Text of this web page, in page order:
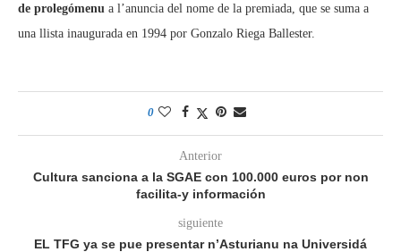
de prolegómenu a l’anuncia del nome de la premiada, que se suma a
una llista inaugurada en 1994 por Gonzalo Riega Ballester.
0
Anterior
Cultura sanciona a la SGAE con 100.000 euros por non
facilita-y información
siguiente
EL TFG ya se pue presentar n’Asturianu na Universidá